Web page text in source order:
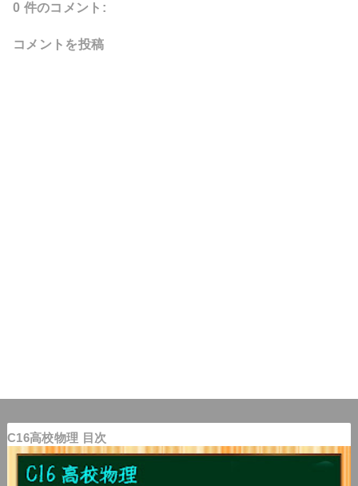
0 件のコメント:
コメントを投稿
C16高校物理 目次